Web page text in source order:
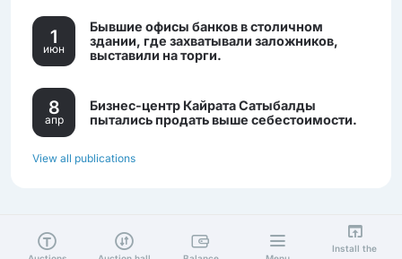
Install the
1
июн
Бывшие офисы банков в столичном
здании, где захватывали заложников,
выставили на торги.
8
апр
Бизнес-центр Кайрата Сатыбалды
пытались продать выше себестоимости.
View all publications